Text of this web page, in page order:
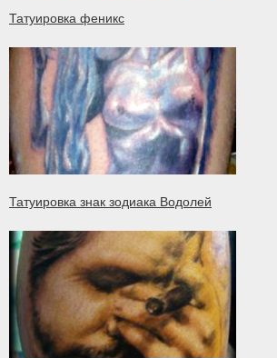
Татуировка феникс
Татуировка знак зодиака Водолей